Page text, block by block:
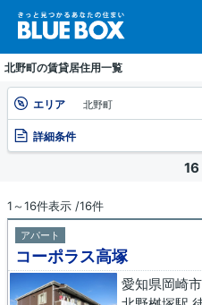
北野町の賃貸居住用一覧
エリア 北野町
詳細条件
16
1～16件表示 /16件
アパート
コーポラス高塚
愛知県岡崎